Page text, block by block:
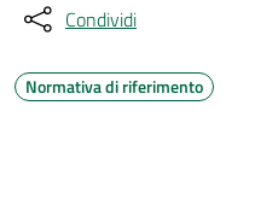
Condividi
Normativa di riferimento